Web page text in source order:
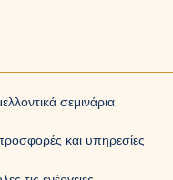
σεμινάρια
και υπηρεσίες